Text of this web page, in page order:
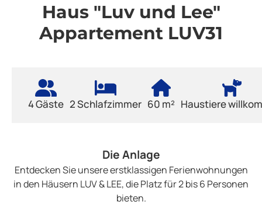
Haus "Luv und Lee"
Appartement LUV31
4 Gäste 2 Schlafzimmer 60 m² Haustiere
Die Anlage
Entdecken Sie unsere erstklassigen Ferienwohnungen
in den Häusern LUV & LEE, die Platz für 2 bis 6 Personen
bieten.